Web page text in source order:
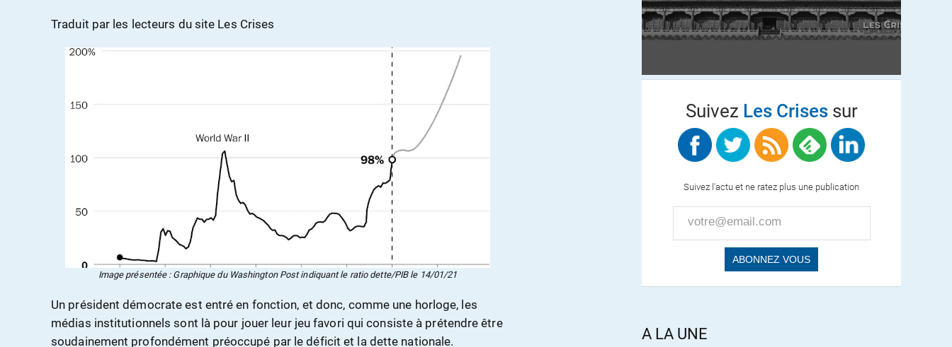
Traduit par les lecteurs du site Les Crises
Image présentée : Graphique du Washington Post indiquant le ratio dette/PIB le 14/01/21
Un président démocrate est entré en fonction, et donc, comme une horloge, les
médias institutionnels sont là pour jouer leur jeu favori qui consiste à prétendre être
soudainement profondément préoccupé par le déficit et la dette nationale.
Suivez Les Crisessur
Suivez l'actu et ne ratez plus une publication
A LA UNE